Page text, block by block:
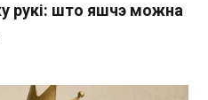
рукі: што яшчэ можна